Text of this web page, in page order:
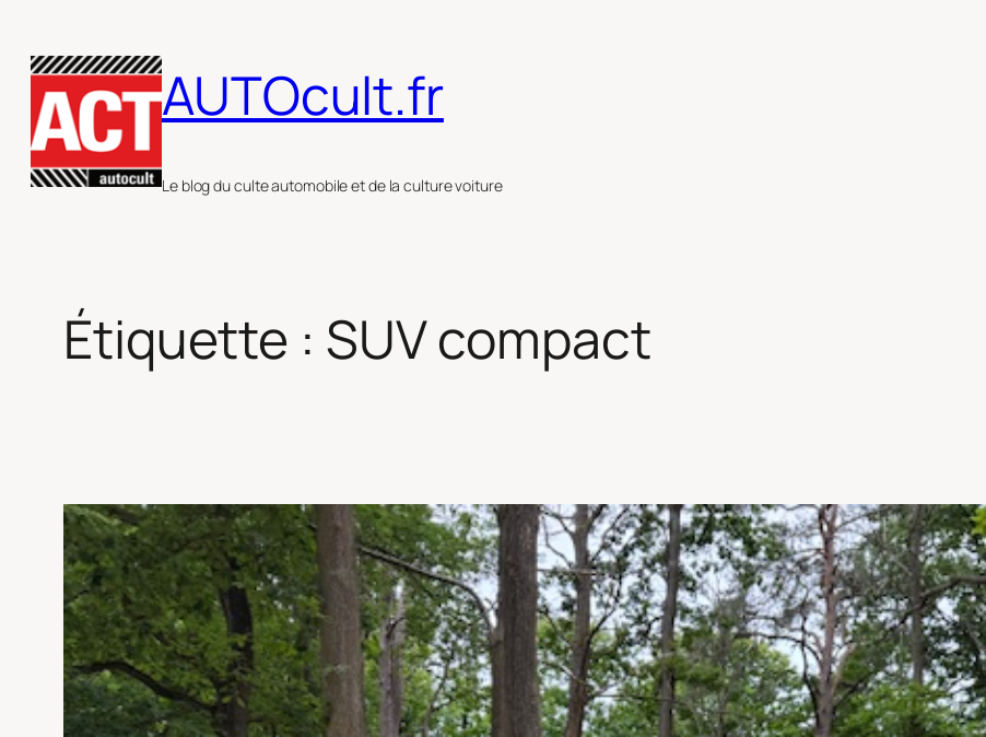
au
contenu
AUTOcult.fr
Le blog du culte automobile et de la culture voiture
Étiquette : SUV compact